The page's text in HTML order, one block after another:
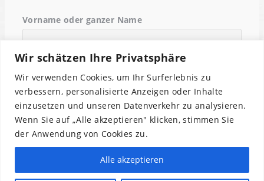
Wir schätzen Ihre Privatsphäre
Wir verwenden Cookies, um Ihr Surferlebnis zu
verbessern, personalisierte Anzeigen oder Inhalte
einzusetzen und unseren Datenverkehr zu analysieren.
Wenn Sie auf „Alle akzeptieren" klicken, stimmen Sie
der Anwendung von Cookies zu.
Alle akzeptieren
Vorname oder ganzer Name
Email
Indem Du fortfährst, akzeptierst Du unsere
Datenschutzerklärung.